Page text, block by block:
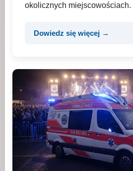
okolicznych miejscowościach.
Dowiedz się więcej →